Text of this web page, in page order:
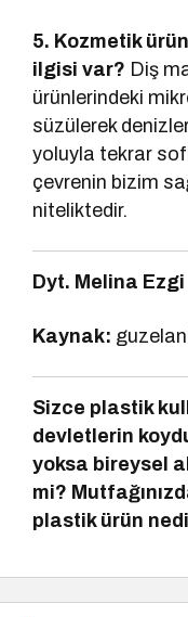
5. Kozmetik
ilgisi var? Diş
ürünlerindeki
süzülerek
yoluyla tekrar
çevrenin bizim
niteliktedir.
Dyt. Melina
Kaynak:
Sizce plastik
devletlerin
yoksa bireysel
mi?
plastik ürün